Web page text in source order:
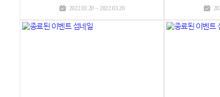
2022.03.20 ~ 2022.03.20